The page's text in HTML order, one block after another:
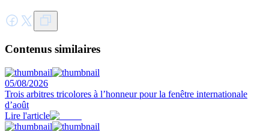
Contenus similaires
05/08/2026
Trois arbitres tricolores à l’honneur pour la fenêtre internationale
d’août
Lire l'article